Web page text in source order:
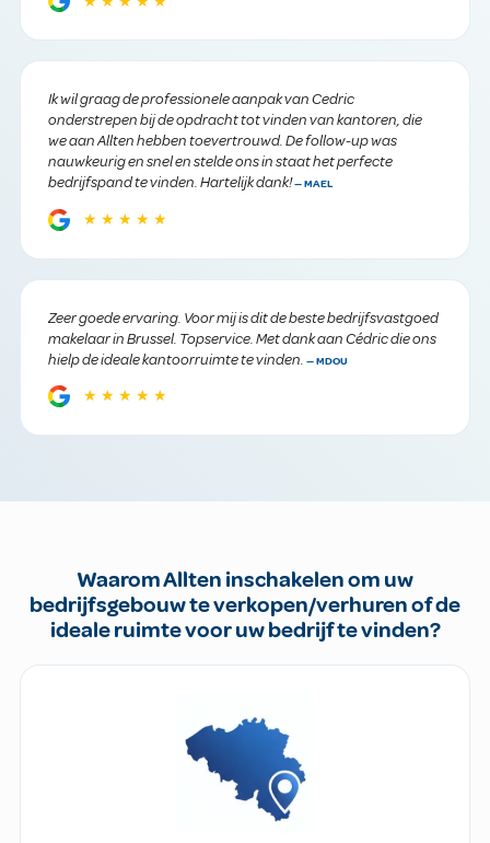
Ik wil graag de professionele aanpak van Cedric
onderstrepen bij de opdracht tot vinden van kantoren, die
we aan Allten hebben toevertrouwd. De follow-up was
nauwkeurig en snel en stelde ons in staat het perfecte
bedrijfspand te vinden. Hartelijk dank!— MAEL
★★★★★
Zeer goede ervaring. Voor mij is dit de beste bedrijfsvastgoed
makelaar in Brussel. Topservice. Met dank aan Cédric die ons
hielp de ideale kantoorruimte te vinden. — MDOU
★★★★★
Waarom Allten inschakelen om uw
bedrijfsgebouw te verkopen/verhuren of de
ideale ruimte voor uw bedrijf te vinden?